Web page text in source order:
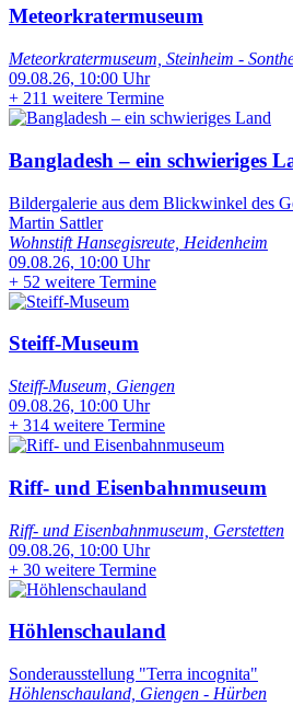
Meteorkratermuseum
Meteorkratermuseum, Steinheim -
09.08.26, 10:00 Uhr
+ 211 weitere Termine
Bangladesh – ein schwieriges
Bildergalerie aus dem Blickwinkel des
Martin Sattler
Wohnstift Hansegisreute, Heidenheim
09.08.26, 10:00 Uhr
+ 52 weitere Termine
Steiff-Museum
Steiff-Museum, Giengen
09.08.26, 10:00 Uhr
+ 314 weitere Termine
Riff- und Eisenbahnmuseum
Riff- und Eisenbahnmuseum, Gerstetten
09.08.26, 10:00 Uhr
+ 30 weitere Termine
Höhlenschauland
Sonderausstellung "Terra incognita"
Höhlenschauland, Giengen - Hürben